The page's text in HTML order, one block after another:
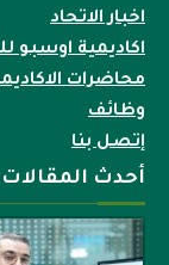
اخبار الاتحاد
اكاديمية اوسبو
محاضرات
وظائف
إتصل بنا
أحدث المقالات